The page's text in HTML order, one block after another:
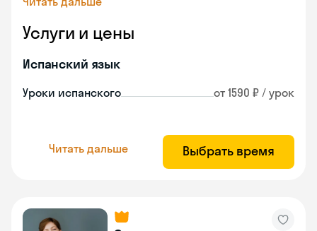
Услуги и цены
Испанский язык
Уроки испанского от 1590 ₽ / урок
Читать дальше Выбрать время